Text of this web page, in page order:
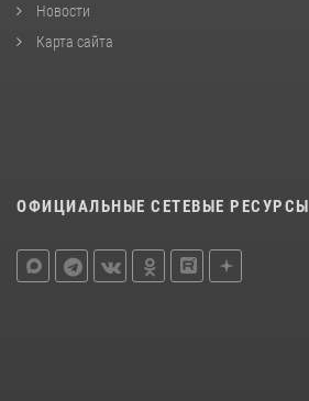
Новости
Карта сайта
ОФИЦИАЛЬНЫЕ СЕТЕВЫЕ РЕСУРСЫ